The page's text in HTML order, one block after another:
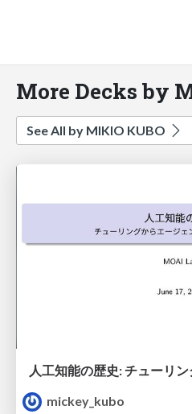
More Decks by
See All by MIKIO KUBO
mickey_kubo